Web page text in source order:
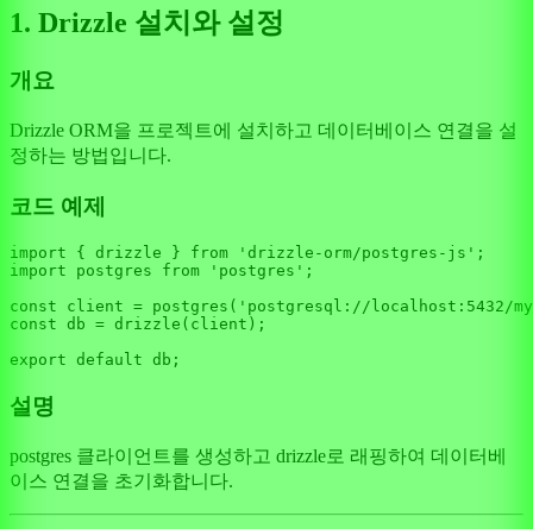
1. Drizzle 설치와 설정
개요
Drizzle ORM을 프로젝트에 설치하고 데이터베이스 연결을 설
정하는 방법입니다.
코드 예제
import { drizzle } from 'drizzle-orm/postgres-js'
import postgres from 'postgres' ;
const client = postgres ( 'postgresql://localhost:5432/
const db = drizzle (client);
export default
설명
postgres 클라이언트를 생성하고 drizzle로 래핑하여 데이터베
이스 연결을 초기화합니다.